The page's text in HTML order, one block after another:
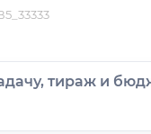
тираж и